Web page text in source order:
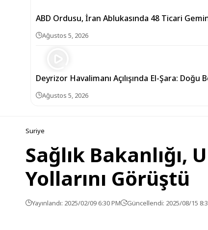
ABD Ordusu, İran Ablukasında 48 Ticari
Ağustos 5, 2026
Deyrizor Havalimanı Açılışında El-Şara: Doğu
Ağustos 5, 2026
Suriye
Sağlık
Yollarını Görüştü
Yayınlandı: 2025/02/09 6:30 PM Güncellendi: 2025/08/15